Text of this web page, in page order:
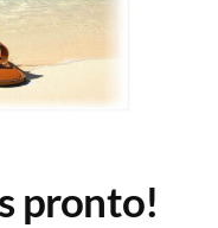
pronto!